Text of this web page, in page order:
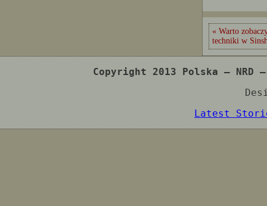
« Warto
techniki w
Copyright 2013 Polska –
Latest